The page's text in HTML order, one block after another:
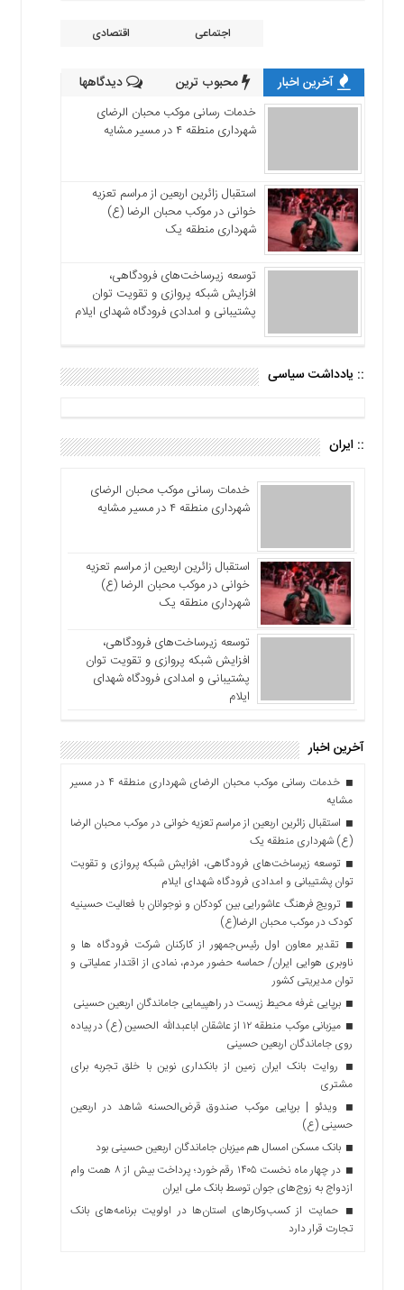
اجتماعی اقتصادی
آخرین اخبار محبوب ترین دیدگاهها
خدمات رسانی موکب محبان الرضای
شهرداری منطقه ۴ در مسیر مشایه
استقبال زائرین اربعین از مراسم تعزیه
خوانی در موکب محبان الرضا (ع)
شهرداری منطقه یک
توسعه زیرساخت‌های فرودگاهی،
افزایش شبکه پروازی و تقویت توان
پشتیبانی و امدادی فرودگاه شهدای ایلام
:: یادداشت سیاسی
:: ایران
خدمات رسانی موکب محبان الرضای
شهرداری منطقه ۴ در مسیر مشایه
استقبال زائرین اربعین از مراسم تعزیه
خوانی در موکب محبان الرضا (ع)
شهرداری منطقه یک
توسعه زیرساخت‌های فرودگاهی،
افزایش شبکه پروازی و تقویت توان
پشتیبانی و امدادی فرودگاه شهدای
ایلام
آخرین اخبار
خدمات رسانی موکب محبان الرضای شهرداری منطقه ۴ در مسیر
مشایه
استقبال زائرین اربعین از مراسم تعزیه خوانی در موکب محبان الرضا
(ع) شهرداری منطقه یک
توسعه زیرساخت‌های فرودگاهی، افزایش شبکه پروازی و تقویت
توان پشتیبانی و امدادی فرودگاه شهدای ایلام
ترویج فرهنگ عاشورایی بین کودکان و نوجوانان با فعالیت حسینیه
کودک در موکب محبان الرضا(ع)
تقدیر معاون اول رئیس‌جمهور از کارکنان شرکت فرودگاه ها و
ناوبری هوایی ایران/ حماسه حضور مردم، نمادی از اقتدار عملیاتی و
توان مدیریتی کشور
برپایی غرفه محیط زیست در راهپیمایی جاماندگان اربعین حسینی
میزبانی موکب منطقه ۱۲ از عاشقان اباعبدالله الحسین (ع) در پیاده
روی جاماندگان اربعین حسینی
روایت بانک ایران زمین از بانکداری نوین با خلق تجربه برای
مشتری
ویدئو | برپایی موکب صندوق قرض‌الحسنه شاهد در اربعین
حسینی (ع)
بانک مسکن امسال هم میزبان جاماندگان اربعین حسینی بود
در چهار ماه نخست ۱۴۰۵ رقم خورد؛ پرداخت بیش از ۸ همت وام
ازدواج به زوج‌های جوان توسط بانک ملی ایران
حمایت از کسب‌وکارهای استان‌ها در اولویت برنامه‌های بانک
تجارت قرار دارد